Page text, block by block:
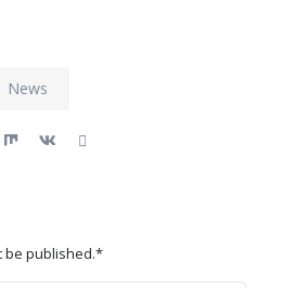
News
be published.*